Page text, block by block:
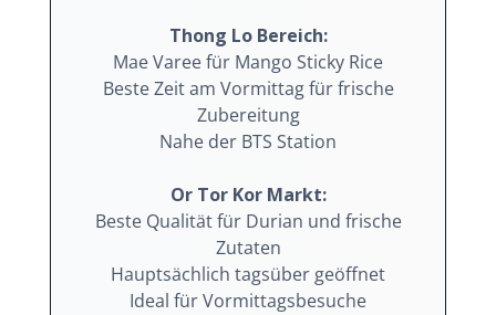
Thong Lo Bereich:
Mae Varee für Mango Sticky Rice
Beste Zeit am Vormittag für frische
Zubereitung
Nahe der BTS Station
Or Tor Kor Markt:
Beste Qualität für Durian und frische
Zutaten
Hauptsächlich tagsüber geöffnet
Ideal für Vormittagsbesuche